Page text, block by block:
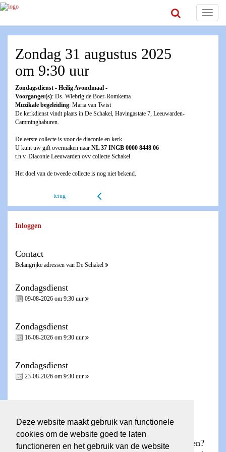
Deze website maakt gebruik van functionele
cookies om de website goed te laten
functioneren en het gebruik van de website
Toggle
Zondag 31 augustus 2025
om 9:30 uur
Zondagsdienst - Heilig Avondmaal -
Voorganger(s): Ds. Wiebrig de Boer-Romkema
Muzikale begeleiding: Maria van Twist
De kerkdienst vindt plaats in De Schakel, Havingastate 7, Leeuwarden-
Camminghaburen.
De eerste collecte is voor de diaconie en kerk.
U kunt uw gift overmaken naar NL 37 INGB 0000 8448 06
t.n.v. Diaconie Leeuwarden ovv collecte Schakel
Het doel van de tweede collecte is nog niet bekend.
terug
Inloggen
Contact
Belangrijke adressen van De Schakel
Zondagsdienst
09-08-2026 om 9:30 uur
Zondagsdienst
16-08-2026 om 9:30 uur
Zondagsdienst
23-08-2026 om 9:30 uur
Wilt u een account voor de ledenpagina aanvragen?